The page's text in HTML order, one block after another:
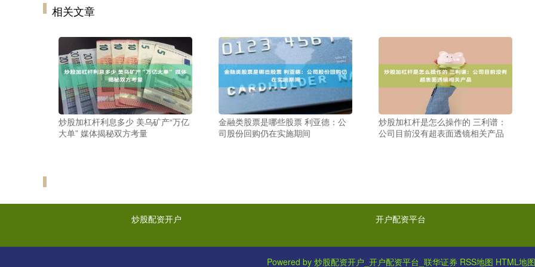
相关文章
炒股加杠杆利息多少 美乌矿产“万亿
大单” 媒体揭秘双方考量
金融类股票是哪些股票 利亚德：公
司股份回购仍在实施期间
炒股加杠杆是怎么操作的 三利谱：
公司目前没有超表面透镜相关产品
炒股配资开户 开户配资平台
Powered by 炒股配资开户_开户配资平台_联华证券 RSS地图 HTML地图